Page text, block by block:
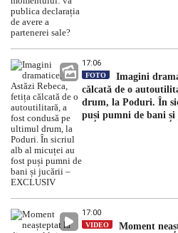
17:06
FOTO
Imagini
călcată de o
drum, la Poduri. În
puși pumni de bani
17:00
VIDEO
Moment